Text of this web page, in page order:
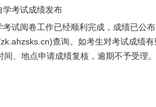
考试成绩发布
试阅卷工作已经顺利完成，成绩已公
)查询。如考生对考试成绩
间、地点申请成绩复核，逾期不予受理。